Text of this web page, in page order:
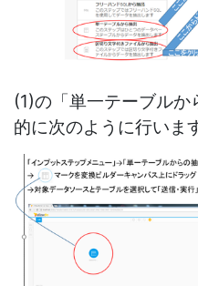
(1)の「単一テーブル
的に次のように行いま